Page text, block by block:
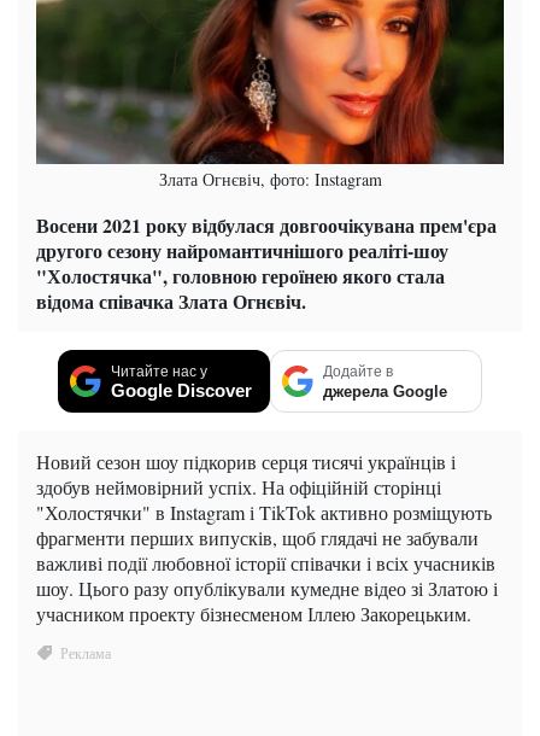
Злата Огнєвіч, фото: Instagram
Восени 2021 року відбулася довгоочікувана прем'єра
другого сезону найромантичнішого реаліті-шоу
"Холостячка", головною героїнею якого стала
відома співачка Злата Огнєвіч.
Читайте нас у
Google Discover
Додайте в
джерела Google
Новий сезон шоу підкорив серця тисячі українців і
здобув неймовірний успіх. На офіційній сторінці
"Холостячки" в Instagram і TikTok активно розміщують
фрагменти перших випусків, щоб глядачі не забували
важливі події любовної історії співачки і всіх учасників
шоу. Цього разу опублікували кумедне відео зі Златою і
учасником проекту бізнесменом Іллею Закорецьким.